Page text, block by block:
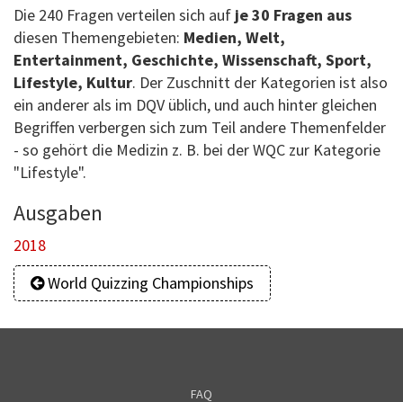
Die 240 Fragen verteilen sich auf je 30 Fragen aus
diesen Themengebieten: Medien, Welt,
Entertainment, Geschichte, Wissenschaft, Sport,
Lifestyle, Kultur. Der Zuschnitt der Kategorien ist also
ein anderer als im DQV üblich, und auch hinter gleichen
Begriffen verbergen sich zum Teil andere Themenfelder
- so gehört die Medizin z. B. bei der WQC zur Kategorie
"Lifestyle".
Ausgaben
2018
World Quizzing Championships
FAQ